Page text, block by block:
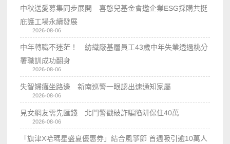
中秋送愛募集同步展開 喜憨兒基金會邀企業ESG採購共挺
庇護工場永續發展
2026-08-06
中年轉職不迷茫！ 紡織廠基層員工43歲中年失業透過桃分
署職訓成功翻身
2026-08-06
失智婦癱坐路邊 新南巡警一眼認出速通知家屬
2026-08-06
見女網友需先匯錢 北門警戳破詐騙陷阱保住40萬
2026-08-06
「旗津X哈瑪星盛夏優惠券」結合風箏節 首週吸引逾10萬人